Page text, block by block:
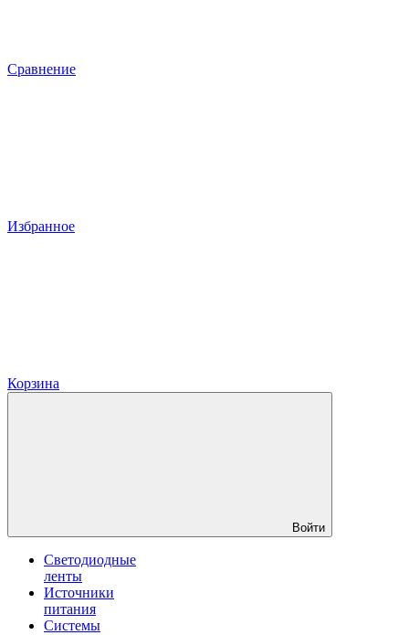
Сравнение
Избранное
Корзина
Войти
Светодиодные
ленты
Источники
питания
Системы